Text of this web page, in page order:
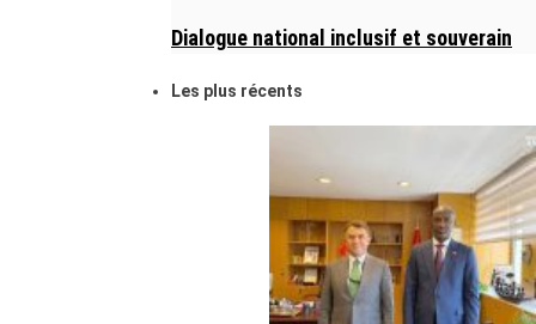
Dialogue national inclusif et souverain
Les plus récents